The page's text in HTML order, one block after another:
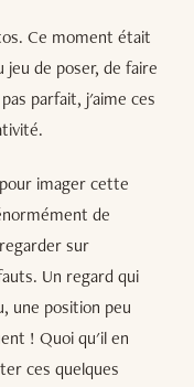
Ce moment était
jeu de poser, de faire
parfait, j'aime ces
imager cette
de
sur
Un regard qui
une position peu
! Quoi qu'il en
ces quelques